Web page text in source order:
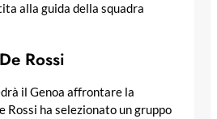
alla guida della squadra
Rossi
il Genoa affrontare la
Rossi ha selezionato un gruppo